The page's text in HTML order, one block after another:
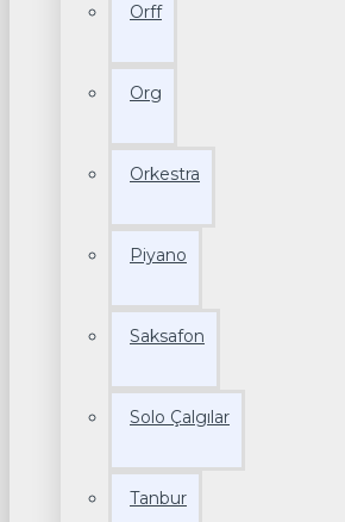
Orff
Org
Orkestra
Piyano
Saksafon
Solo Çalgılar
Tanbur